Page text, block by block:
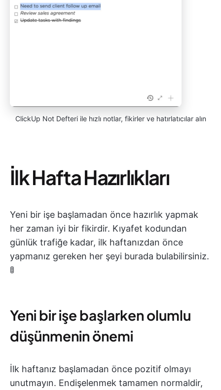
ClickUp Not Defteri ile hızlı notlar, fikirler ve hatırlatıcılar alın
İlk Hafta Hazırlıkları
Yeni bir işe başlamadan önce hazırlık yapmak
her zaman iyi bir fikirdir. Kıyafet kodundan
günlük trafiğe kadar, ilk haftanızdan önce
yapmanız gereken her şeyi burada bulabilirsiniz.
🚦
Yeni bir işe başlarken olumlu
düşünmenin önemi
İlk haftanız başlamadan önce pozitif olmayı
unutmayın. Endişelenmek tamamen normaldir,